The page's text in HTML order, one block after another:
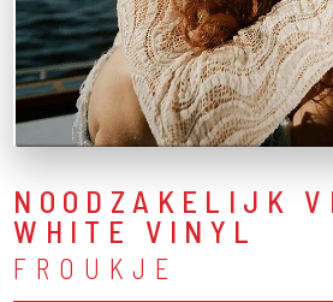
NOODZAKELIJK
WHITE VINYL
FROUKJE